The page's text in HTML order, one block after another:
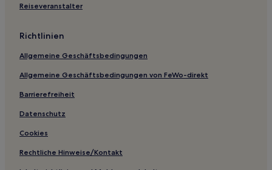
Bemidji Hotels
Douglas County: Hotels
Glenwood Hotels
Kent Hotels
Brainerd Hotels
Viking Hotels
Hotels nahe Blackduck Municipal Golf Course
Walker Hotels
Reiseveranstalter
Richtlinien
Allgemeine Geschäftsbedingungen
Allgemeine Geschäftsbedingungen von FeWo-direkt
Barrierefreiheit
Datenschutz
Cookies
Rechtliche Hinweise/Kontakt